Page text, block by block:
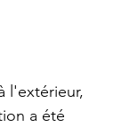
l'extérieur,
a été